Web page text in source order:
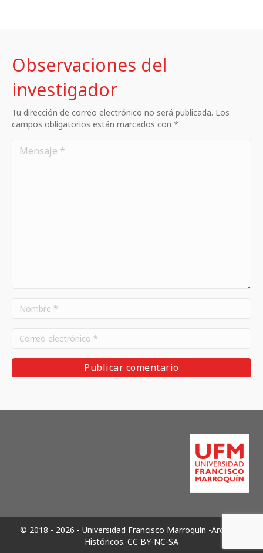
Observaciones del
investigador
Tu dirección de correo electrónico no será publicada. Los
campos obligatorios están marcados con *
© 2018 - 2026 - Universidad Francisco Marroquín -Archivos
Históricos. CC BY-NC-SA